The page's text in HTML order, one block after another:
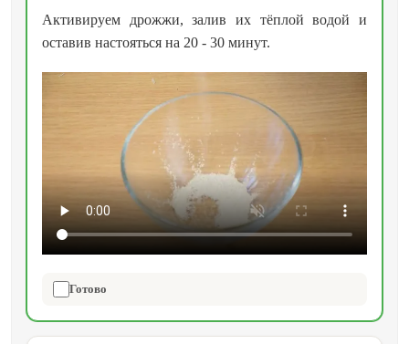
Активируем дрожжи, залив их тёплой водой и
оставив настояться на 20 - 30 минут.
Готово